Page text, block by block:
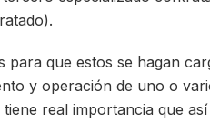
que estos se hagan
y operación de uno o
real importancia que